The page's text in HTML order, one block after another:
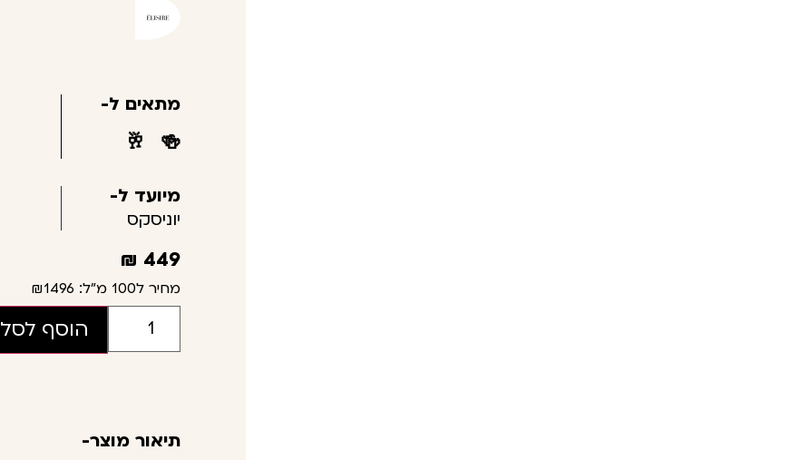
מתאים ל-
🍻
🥂
מיועד ל-
יוניסקס
449
₪
מחיר ל100 מ"ל: ₪1496
הוסף לסל
תיאור מוצר-